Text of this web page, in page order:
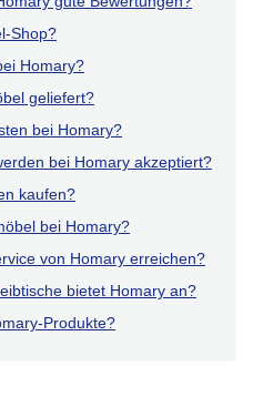
Shop?
Homary?
geliefert?
bei Homary?
bei Homary akzeptiert?
kaufen?
bei Homary?
von Homary erreichen?
bietet Homary an?
Produkte?